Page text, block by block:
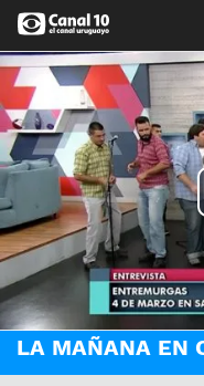
LA MAÑANA EN